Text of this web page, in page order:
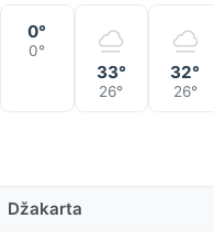
0°
0°
33°
26°
32°
26°
Džakarta